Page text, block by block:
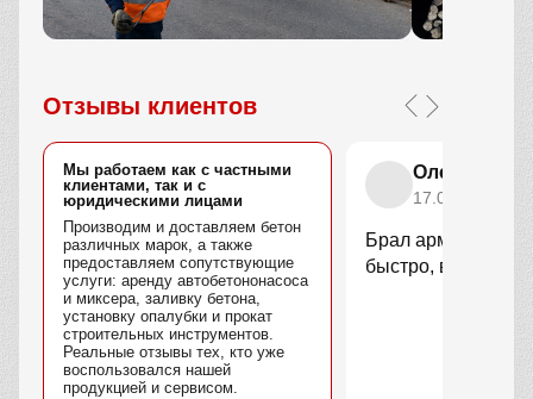
Отзывы клиентов
Мы работаем как с частными
клиентами, так и с
юридическими лицами
Производим и доставляем бетон
различных марок, а также
предоставляем сопутствующие
услуги: аренду автобетононасоса
и миксера, заливку бетона,
установку опалубки и прокат
строительных инструментов.
Реальные отзывы тех, кто уже
воспользовался нашей
продукцией и сервисом.
Олег
17.01.2026
Брал арматуру,
быстро, вес